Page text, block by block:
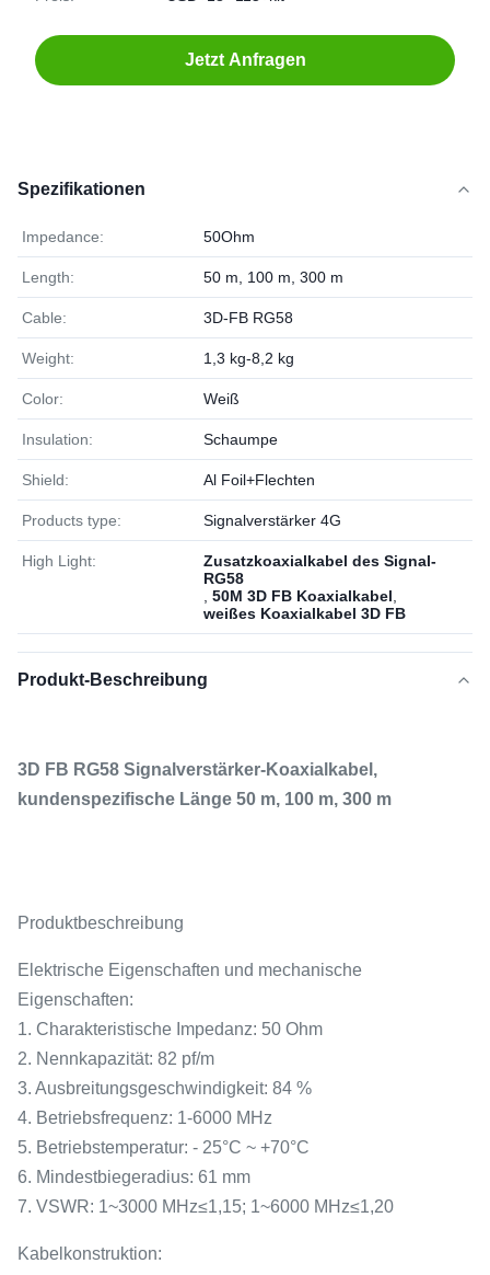
Jetzt Anfragen
Spezifikationen
Impedance: 50Ohm
Length: 50 m, 100 m, 300 m
Cable: 3D-FB RG58
Weight: 1,3 kg-8,2 kg
Color: Weiß
Insulation: Schaumpe
Shield: Al Foil+Flechten
Products type: Signalverstärker 4G
High Light:
Zusatzkoaxialkabel des Signal-
RG58
50M 3D FB Koaxialkabel
weißes Koaxialkabel 3D FB
Produkt-Beschreibung
3D FB RG58 Signalverstärker-Koaxialkabel,
kundenspezifische Länge 50 m, 100 m, 300 m
Produktbeschreibung
Elektrische Eigenschaften und mechanische
Eigenschaften:
1. Charakteristische Impedanz: 50 Ohm
2. Nennkapazität: 82 pf/m
3. Ausbreitungsgeschwindigkeit: 84 %
4. Betriebsfrequenz: 1-6000 MHz
5. Betriebstemperatur: - 25°C ~ +70°C
6. Mindestbiegeradius: 61 mm
7. VSWR: 1~3000 MHz≤1,15; 1~6000 MHz≤1,20
Kabelkonstruktion: